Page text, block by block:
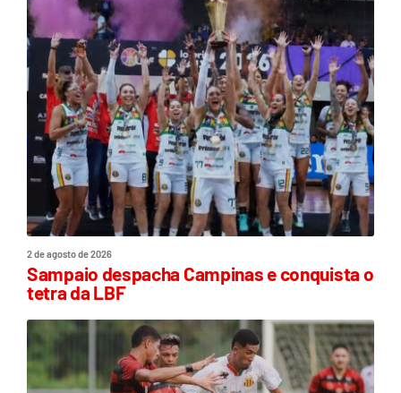
2 de agosto de 2026
Sampaio despacha Campinas e conquista o
tetra da LBF